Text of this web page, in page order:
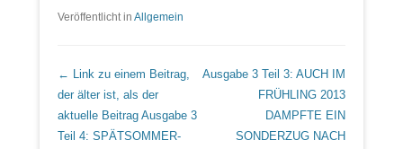
Veröffentlicht in Allgemein
Beitrags Übersicht
← Link zu einem Beitrag,
der älter ist, als der
aktuelle Beitrag Ausgabe 3
Teil 4: SPÄTSOMMER-
Ausgabe 3 Teil 3: AUCH IM
FRÜHLING 2013
DAMPFTE EIN
SONDERZUG NACH